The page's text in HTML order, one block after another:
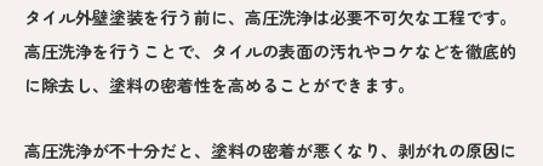
タイル外壁塗装を行う前に、高圧洗浄は必要不可欠な工程です。
高圧洗浄を行うことで、タイルの表面の汚れやコケなどを徹底的
に除去し、塗料の密着性を高めることができます。
高圧洗浄が不十分だと、塗料の密着が悪くなり、剥がれの原因に